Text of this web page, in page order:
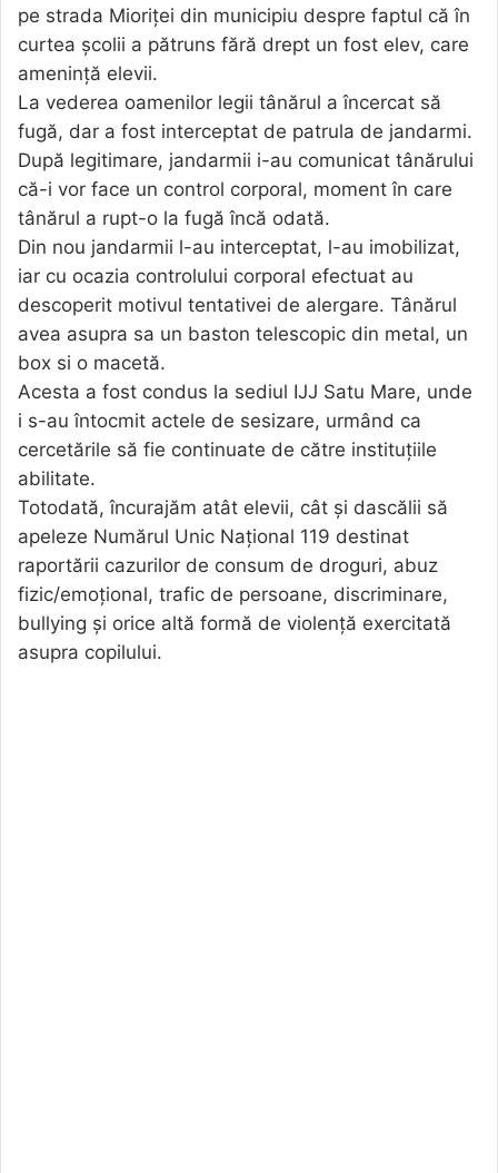
pe strada Mioriței din municipiu despre faptul că în
curtea școlii a pătruns fără drept un fost elev, care
amenință elevii.
La vederea oamenilor legii tânărul a încercat să
fugă, dar a fost interceptat de patrula de jandarmi.
După legitimare, jandarmii i-au comunicat tânărului
că-i vor face un control corporal, moment în care
tânărul a rupt-o la fugă încă odată.
Din nou jandarmii l-au interceptat, l-au imobilizat,
iar cu ocazia controlului corporal efectuat au
descoperit motivul tentativei de alergare. Tânărul
avea asupra sa un baston telescopic din metal, un
box si o macetă.
Acesta a fost condus la sediul IJJ Satu Mare, unde
i s-au întocmit actele de sesizare, urmând ca
cercetările să fie continuate de către instituțiile
abilitate.
Totodată, încurajăm atât elevii, cât și dascălii să
apeleze Numărul Unic Național 119 destinat
raportării cazurilor de consum de droguri, abuz
fizic/emoțional, trafic de persoane, discriminare,
bullying și orice altă formă de violență exercitată
asupra copilului.